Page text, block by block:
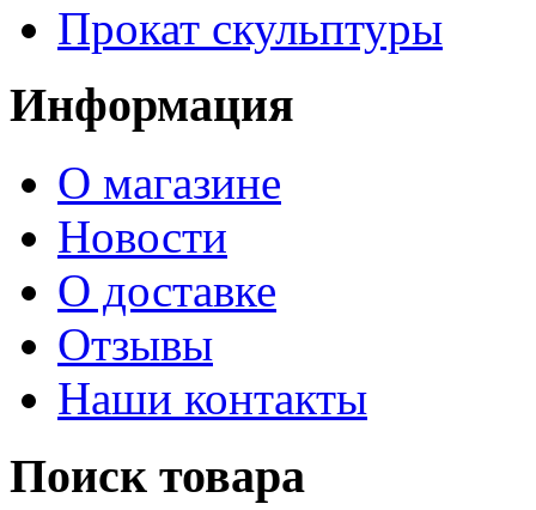
Прокат скульптуры
Информация
О магазине
Новости
О доставке
Отзывы
Наши контакты
Поиск товара